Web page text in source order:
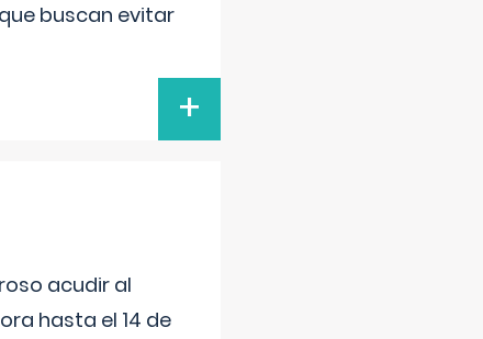
buscan evitar
+
acudir al
hasta el 14 de